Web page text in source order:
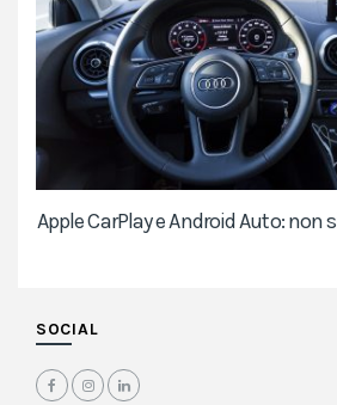
Apple CarPlay e Android Auto: non
SOCIAL